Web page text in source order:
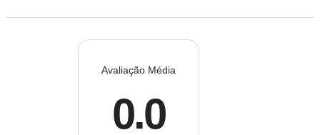
Avaliação Média
0.0